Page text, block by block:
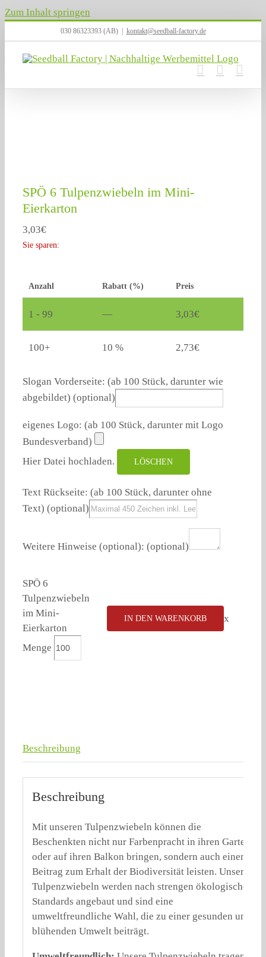
Zum Inhalt springen
030 86323393 (AB) kontakt@seedball-factory.de
SPÖ 6 Tulpenzwiebeln im Mini-
Eierkarton
3,03€
Sie sparen:
Anzahl Rabatt (%) Preis
1 - 99 — 3,03€
100+ 10 % 2,73€
Slogan Vorderseite: (ab 100 Stück, darunter wie
abgebildet) (optional)
eigenes Logo: (ab 100 Stück, darunter mit Logo
Bundesverband)
Hier Datei hochladen.
LÖSCHEN
Text Rückseite: (ab 100 Stück, darunter ohne
Text) (optional)
Weitere Hinweise (optional): (optional)
SPÖ 6
Tulpenzwiebeln
im Mini-
Eierkarton
Menge
IN DEN WARENKORB x
Beschreibung
Beschreibung
Mit unseren Tulpenzwiebeln können die
Beschenkten nicht nur Farbenpracht in ihren Garten
oder auf ihren Balkon bringen, sondern auch einen
Beitrag zum Erhalt der Biodiversität leisten. Unsere
Tulpenzwiebeln werden nach strengen ökologischen
Standards angebaut und sind eine
umweltfreundliche Wahl, die zu einer gesunden und
blühenden Umwelt beiträgt.